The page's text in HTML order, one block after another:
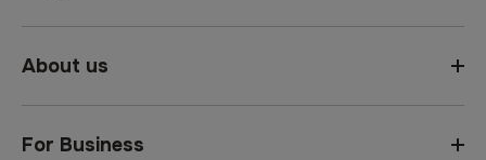
About us
For Business